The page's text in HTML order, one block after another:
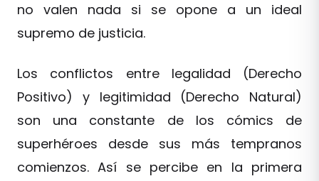
no valen nada si se opone a un ideal
supremo de justicia.
Los conflictos entre legalidad (Derecho
Positivo) y legitimidad (Derecho Natural)
son una constante de los cómics de
superhéroes desde sus más tempranos
comienzos. Así se percibe en la primera